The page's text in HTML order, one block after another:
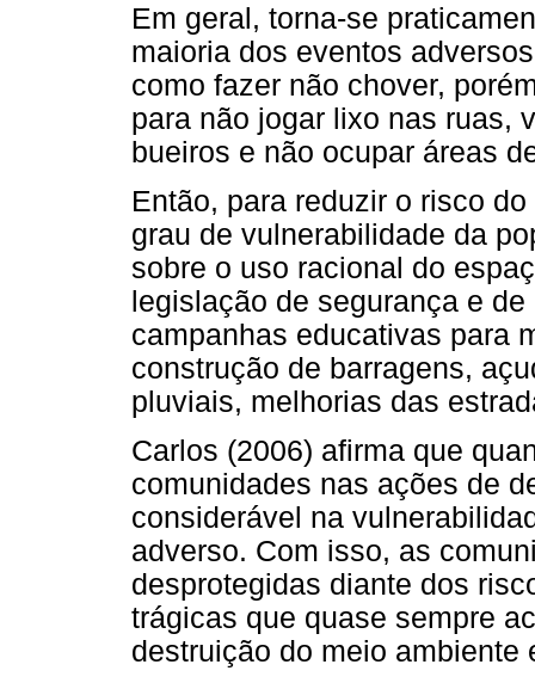
Em geral, torna-se
maioria dos eventos
como fazer não chover,
para não jogar lixo nas ruas,
bueiros e não ocupar áreas
Então, para reduzir o risco
grau de vulnerabilidade da
sobre o uso racional do
legislação de segurança e
campanhas educativas para
construção de barragens,
pluviais, melhorias das
Carlos (2006) afirma que
comunidades nas ações de
considerável na
adverso. Com isso, as
desprotegidas diante dos
trágicas que quase sempre
destruição do meio ambiente